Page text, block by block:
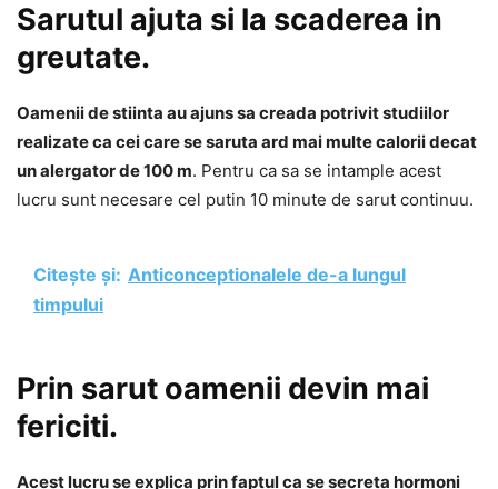
Sarutul ajuta si la scaderea in
greutate.
Oamenii de stiinta au ajuns sa creada potrivit studiilor
realizate ca cei care se saruta ard mai multe calorii decat
un alergator de 100 m. Pentru ca sa se intample acest
lucru sunt necesare cel putin 10 minute de sarut continuu.
Citește și: Anticonceptionalele de-a lungul
timpului
Prin sarut oamenii devin mai
fericiti.
Acest lucru se explica prin faptul ca se secreta hormoni